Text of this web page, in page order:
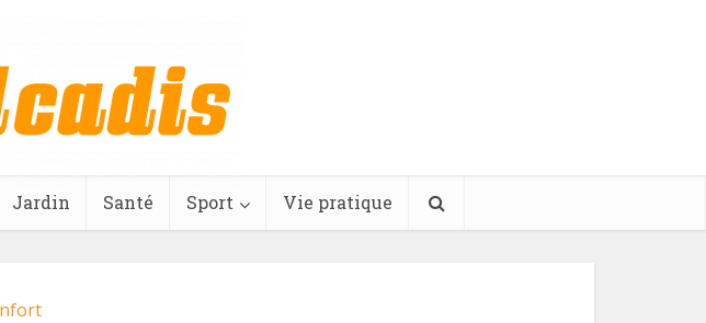
Jardin Santé Sport Vie pratique